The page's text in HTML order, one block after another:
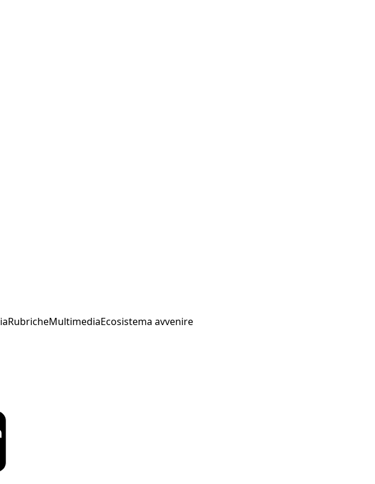
RubricheMultimediaEcosistema avvenire